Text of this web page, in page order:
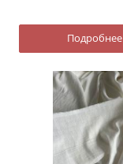
Подробнее